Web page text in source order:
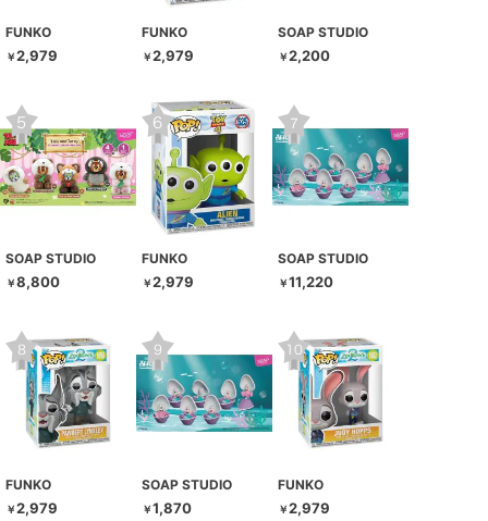
FUNKO
￥2,979
FUNKO
￥2,979
SOAP STUDIO
￥2,200
SOAP STUDIO
￥8,800
FUNKO
￥2,979
SOAP STUDIO
￥11,220
FUNKO
￥2,979
SOAP STUDIO
￥1,870
FUNKO
￥2,979